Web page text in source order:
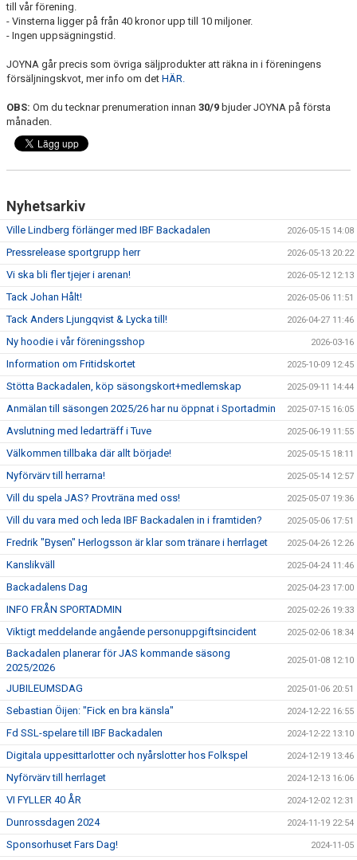
MATCHER
KLUBBSHOPEN
BILDGALLERI
till vår förening.
- Vinsterna ligger på från 40 kronor upp till 10 miljoner.
- Ingen uppsägningstid.
JOYNA går precis som övriga säljprodukter att räkna in i föreningens
försäljningskvot, mer info om det HÄR.
OBS: Om du tecknar prenumeration innan 30/9 bjuder JOYNA på första
månaden.
Nyhetsarkiv
Ville Lindberg förlänger med IBF Backadalen 2026-05-15 14:08
Pressrelease sportgrupp herr 2026-05-13 20:22
Vi ska bli fler tjejer i arenan! 2026-05-12 12:13
Tack Johan Hålt! 2026-05-06 11:51
Tack Anders Ljungqvist & Lycka till! 2026-04-27 11:46
Ny hoodie i vår föreningsshop 2026-03-16
Information om Fritidskortet 2025-10-09 12:45
Stötta Backadalen, köp säsongskort+medlemskap 2025-09-11 14:44
Anmälan till säsongen 2025/26 har nu öppnat i Sportadmin 2025-07-15 16:05
Avslutning med ledarträff i Tuve 2025-06-19 11:55
Välkommen tillbaka där allt började! 2025-05-15 18:11
Nyförvärv till herrarna! 2025-05-14 12:57
Vill du spela JAS? Provträna med oss! 2025-05-07 19:36
Vill du vara med och leda IBF Backadalen in i framtiden? 2025-05-06 17:51
Fredrik "Bysen" Herlogsson är klar som tränare i herrlaget 2025-04-26 12:26
Kanslikväll 2025-04-24 11:46
Backadalens Dag 2025-04-23 17:00
INFO FRÅN SPORTADMIN 2025-02-26 19:33
Viktigt meddelande angående personuppgiftsincident 2025-02-06 18:34
Backadalen planerar för JAS kommande säsong
2025/2026
2025-01-08 12:10
JUBILEUMSDAG 2025-01-06 20:51
Sebastian Öijen: "Fick en bra känsla" 2024-12-22 16:55
Fd SSL-spelare till IBF Backadalen 2024-12-22 13:10
Digitala uppesittarlotter och nyårslotter hos Folkspel 2024-12-19 13:46
Nyförvärv till herrlaget 2024-12-13 16:06
VI FYLLER 40 ÅR 2024-12-02 12:31
Dunrossdagen 2024 2024-11-19 22:54
Sponsorhuset Fars Dag! 2024-11-05